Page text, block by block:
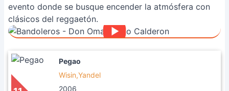
evento donde se busque encender la atmósfera con
clásicos del reggaetón.
Pegao
Wisin,Yandel
2006